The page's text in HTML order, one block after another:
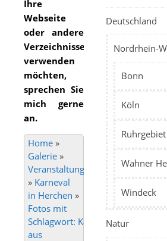
Ihre
Webseite
oder andere
Verzeichnisse
verwenden
möchten,
sprechen Sie
mich gerne
an.
Home »
Galerie »
Veranstaltungen
» Karneval
in Herchen »
Fotos mit
Schlagwort: Karnevalszug
aus
Deutschland
Nordrhein-
Bonn
Köln
Ruhrgebiet
Wahner
Windeck
Natur